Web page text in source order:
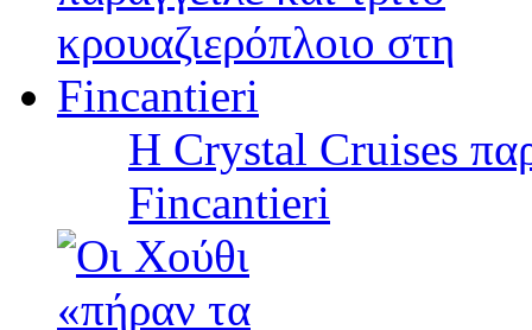
Η Crystal Cruises
Fincantieri